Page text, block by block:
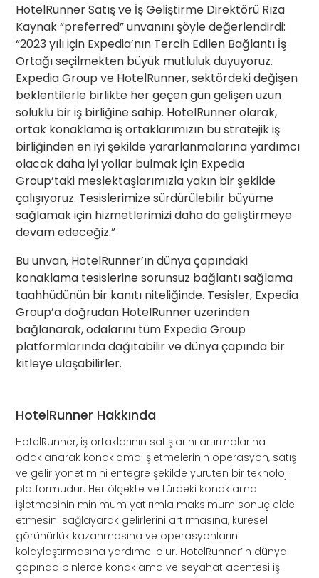
HotelRunner Satış ve İş Geliştirme Direktörü Rıza
Kaynak “preferred” unvanını şöyle değerlendirdi:
“2023 yılı için Expedia’nın Tercih Edilen Bağlantı İş
Ortağı seçilmekten büyük mutluluk duyuyoruz.
Expedia Group ve HotelRunner, sektördeki değişen
beklentilerle birlikte her geçen gün gelişen uzun
soluklu bir iş birliğine sahip. HotelRunner olarak,
ortak konaklama iş ortaklarımızın bu stratejik iş
birliğinden en iyi şekilde yararlanmalarına yardımcı
olacak daha iyi yollar bulmak için Expedia
Group’taki meslektaşlarımızla yakın bir şekilde
çalışıyoruz. Tesislerimize sürdürülebilir büyüme
sağlamak için hizmetlerimizi daha da geliştirmeye
devam edeceğiz.”
Bu unvan, HotelRunner’ın dünya çapındaki
konaklama tesislerine sorunsuz bağlantı sağlama
taahhüdünün bir kanıtı niteliğinde. Tesisler, Expedia
Group’a doğrudan HotelRunner üzerinden
bağlanarak, odalarını tüm Expedia Group
platformlarında dağıtabilir ve dünya çapında bir
kitleye ulaşabilirler.
HotelRunner Hakkında
HotelRunner, iş ortaklarının satışlarını artırmalarına
odaklanarak konaklama işletmelerinin operasyon, satış
ve gelir yönetimini entegre şekilde yürüten bir teknoloji
platformudur. Her ölçekte ve türdeki konaklama
işletmesinin minimum yatırımla maksimum sonuç elde
etmesini sağlayarak gelirlerini artırmasına, küresel
görünürlük kazanmasına ve operasyonlarını
kolaylaştırmasına yardımcı olur. HotelRunner’ın dünya
çapında binlerce konaklama ve seyahat acentesi iş